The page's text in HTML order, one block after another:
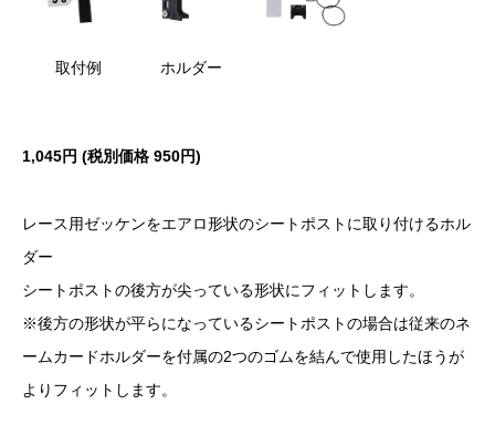
取付例 ホルダー
1,045円 (税別価格 950円)
レース用ゼッケンをエアロ形状のシートポストに取り付けるホル
ダー
シートポストの後方が尖っている形状にフィットします。
※後方の形状が平らになっているシートポストの場合は従来のネ
ームカードホルダーを付属の2つのゴムを結んで使用したほうが
よりフィットします。